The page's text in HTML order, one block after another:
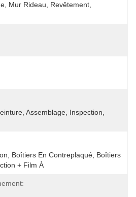
Mur Rideau, Revêtement,
Assemblage, Inspection,
Boîtiers En Contreplaqué, Boîtiers
+ Film À